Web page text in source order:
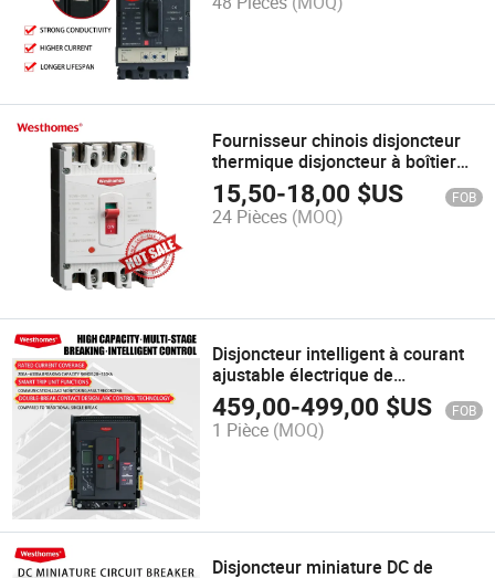
Fournisseur chinois disjoncteur
thermique disjoncteur à boîtier
moulé
15,50-18,00 $US FOB
24 Pièces (MOQ)
Disjoncteur intelligent à courant
ajustable électrique de
fabrication chinoise
459,00-499,00 $US FOB
1 Pièce (MOQ)
Disjoncteur miniature DC de